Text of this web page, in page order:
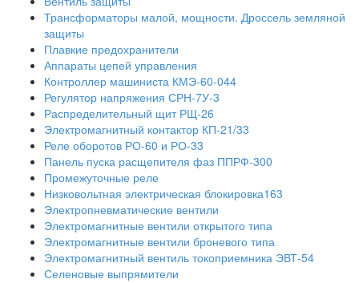
Трансформаторы малой, мощности. Дроссель земляной
защиты
Плавкие предохранители
Аппараты цепей управления
Контроллер машиниста КМЭ-60-044
Регулятор напряжения СРН-7У-3
Распределительный щит РЩ-26
Электромагнитный контактор КП-21/33
Реле оборотов РО-60 и РО-33
Панель пуска расщепителя фаз ППРФ-300
Промежуточные реле
Низковольтная электрическая блокировка163
Электропневматические вентили
Электромагнитные вентили открытого типа
Электромагнитные вентили броневого типа
Электромагнитный вентиль токоприемника ЭВТ-54
Селеновые выпрямители